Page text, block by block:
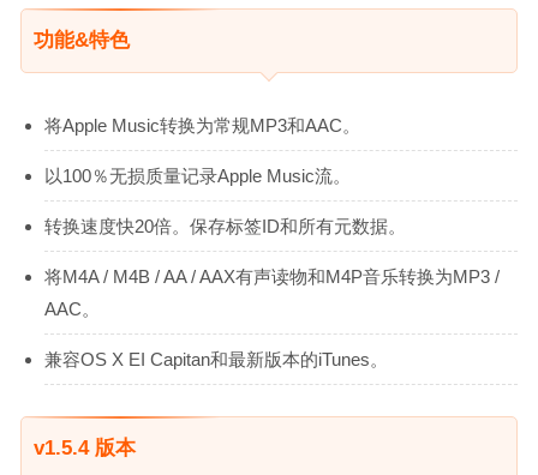
功能&特色
将Apple Music转换为常规MP3和AAC。
以100％无损质量记录Apple Music流。
转换速度快20倍。保存标签ID和所有元数据。
将M4A / M4B / AA / AAX有声读物和M4P音乐转换为MP3 /
AAC。
兼容OS X EI Capitan和最新版本的iTunes。
v1.5.4 版本